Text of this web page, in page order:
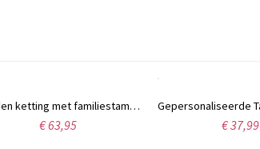
Gouden ketting met familiestamboom, 7 namen en geboortestenen.
€ 63,95 € 37,99